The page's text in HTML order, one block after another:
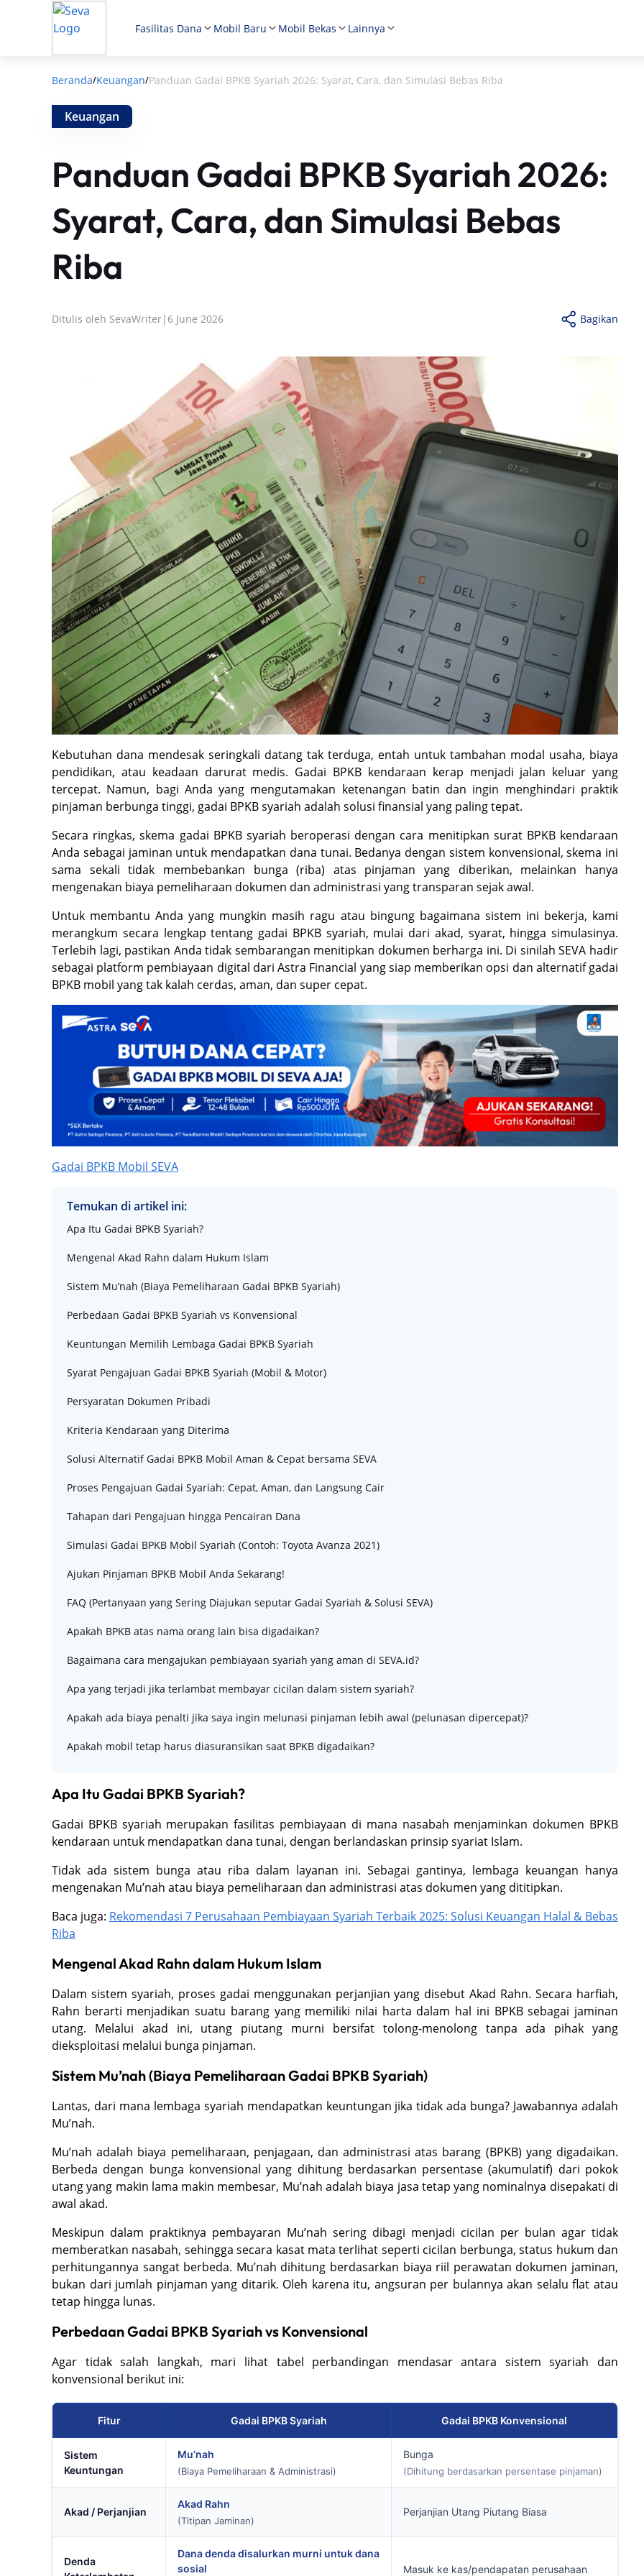
Fasilitas Dana Mobil Baru Mobil Bekas Lainnya
Beranda/Keuangan/Panduan Gadai BPKB Syariah 2026: Syarat, Cara, dan Simulasi Bebas Riba
Keuangan
Panduan Gadai BPKB Syariah 2026:
Syarat, Cara, dan Simulasi Bebas
Riba
Ditulis oleh SevaWriter| 6 June 2026 Bagikan
Kebutuhan dana mendesak seringkali datang tak terduga, entah untuk tambahan modal usaha, biaya
pendidikan, atau keadaan darurat medis. Gadai BPKB kendaraan kerap menjadi jalan keluar yang
tercepat. Namun, bagi Anda yang mengutamakan ketenangan batin dan ingin menghindari praktik
pinjaman berbunga tinggi, gadai BPKB syariah adalah solusi finansial yang paling tepat.
Secara ringkas, skema gadai BPKB syariah beroperasi dengan cara menitipkan surat BPKB kendaraan
Anda sebagai jaminan untuk mendapatkan dana tunai. Bedanya dengan sistem konvensional, skema ini
sama sekali tidak membebankan bunga (riba) atas pinjaman yang diberikan, melainkan hanya
mengenakan biaya pemeliharaan dokumen dan administrasi yang transparan sejak awal.
Untuk membantu Anda yang mungkin masih ragu atau bingung bagaimana sistem ini bekerja, kami
merangkum secara lengkap tentang gadai BPKB syariah, mulai dari akad, syarat, hingga simulasinya.
Terlebih lagi, pastikan Anda tidak sembarangan menitipkan dokumen berharga ini. Di sinilah SEVA hadir
sebagai platform pembiayaan digital dari Astra Financial yang siap memberikan opsi dan alternatif gadai
BPKB mobil yang tak kalah cerdas, aman, dan super cepat.
Gadai BPKB Mobil SEVA
Temukan di artikel ini:
Apa Itu Gadai BPKB Syariah?
Mengenal Akad Rahn dalam Hukum Islam
Sistem Mu’nah (Biaya Pemeliharaan Gadai BPKB Syariah)
Perbedaan Gadai BPKB Syariah vs Konvensional
Keuntungan Memilih Lembaga Gadai BPKB Syariah
Syarat Pengajuan Gadai BPKB Syariah (Mobil & Motor)
Persyaratan Dokumen Pribadi
Kriteria Kendaraan yang Diterima
Solusi Alternatif Gadai BPKB Mobil Aman & Cepat bersama SEVA
Proses Pengajuan Gadai Syariah: Cepat, Aman, dan Langsung Cair
Tahapan dari Pengajuan hingga Pencairan Dana
Simulasi Gadai BPKB Mobil Syariah (Contoh: Toyota Avanza 2021)
Ajukan Pinjaman BPKB Mobil Anda Sekarang!
FAQ (Pertanyaan yang Sering Diajukan seputar Gadai Syariah & Solusi SEVA)
Apakah BPKB atas nama orang lain bisa digadaikan?
Bagaimana cara mengajukan pembiayaan syariah yang aman di SEVA.id?
Apa yang terjadi jika terlambat membayar cicilan dalam sistem syariah?
Apakah ada biaya penalti jika saya ingin melunasi pinjaman lebih awal (pelunasan dipercepat)?
Apakah mobil tetap harus diasuransikan saat BPKB digadaikan?
Apa Itu Gadai BPKB Syariah?
Gadai BPKB syariah merupakan fasilitas pembiayaan di mana nasabah menjaminkan dokumen BPKB
kendaraan untuk mendapatkan dana tunai, dengan berlandaskan prinsip syariat Islam.
Tidak ada sistem bunga atau riba dalam layanan ini. Sebagai gantinya, lembaga keuangan hanya
mengenakan Mu’nah atau biaya pemeliharaan dan administrasi atas dokumen yang dititipkan.
Baca juga: Rekomendasi 7 Perusahaan Pembiayaan Syariah Terbaik 2025: Solusi Keuangan Halal & Bebas
Riba
Mengenal Akad Rahn dalam Hukum Islam
Dalam sistem syariah, proses gadai menggunakan perjanjian yang disebut Akad Rahn. Secara harfiah,
Rahn berarti menjadikan suatu barang yang memiliki nilai harta dalam hal ini BPKB sebagai jaminan
utang. Melalui akad ini, utang piutang murni bersifat tolong-menolong tanpa ada pihak yang
dieksploitasi melalui bunga pinjaman.
Sistem Mu’nah (Biaya Pemeliharaan Gadai BPKB Syariah)
Lantas, dari mana lembaga syariah mendapatkan keuntungan jika tidak ada bunga? Jawabannya adalah
Mu’nah.
Mu’nah adalah biaya pemeliharaan, penjagaan, dan administrasi atas barang (BPKB) yang digadaikan.
Berbeda dengan bunga konvensional yang dihitung berdasarkan persentase (akumulatif) dari pokok
utang yang makin lama makin membesar, Mu’nah adalah biaya jasa tetap yang nominalnya disepakati di
awal akad.
Meskipun dalam praktiknya pembayaran Mu’nah sering dibagi menjadi cicilan per bulan agar tidak
memberatkan nasabah, sehingga secara kasat mata terlihat seperti cicilan berbunga, status hukum dan
perhitungannya sangat berbeda. Mu’nah dihitung berdasarkan biaya riil perawatan dokumen jaminan,
bukan dari jumlah pinjaman yang ditarik. Oleh karena itu, angsuran per bulannya akan selalu flat atau
tetap hingga lunas.
Perbedaan Gadai BPKB Syariah vs Konvensional
Agar tidak salah langkah, mari lihat tabel perbandingan mendasar antara sistem syariah dan
konvensional berikut ini:
Fitur Gadai BPKB Syariah Gadai BPKB Konvensional
Sistem
Keuntungan
Mu’nah
(Biaya Pemeliharaan & Administrasi)
Bunga
(Dihitung berdasarkan persentase pinjaman)
Akad / Perjanjian
Akad Rahn
(Titipan Jaminan)
Perjanjian Utang Piutang Biasa
Denda
Dana denda disalurkan murni untuk dana
sosial
Masuk ke kas/pendapatan perusahaan